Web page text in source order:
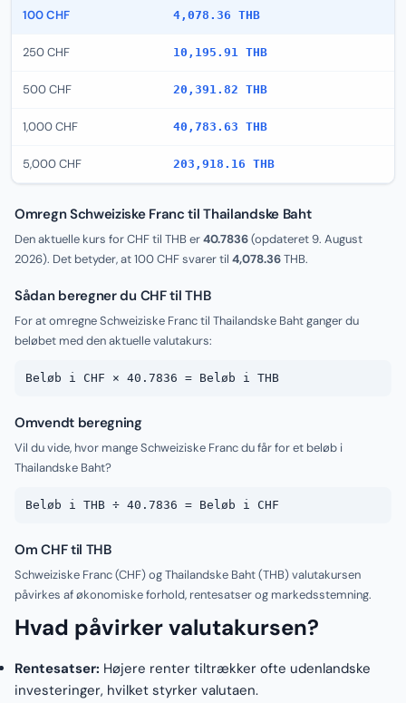
100 CHF 4,078.36 THB
250 CHF 10,195.91 THB
500 CHF 20,391.82 THB
1,000 CHF 40,783.63 THB
5,000 CHF 203,918.16 THB
Omregn Schweiziske Franc til Thailandske Baht
Den aktuelle kurs for CHF til THB er40.7836(opdateret9. August
2026). Det betyder, at 100 CHF svarer til 4,078.36THB.
Sådan beregner du CHF til THB
For at omregne Schweiziske Franc til Thailandske Baht ganger du
beløbet med den aktuelle valutakurs:
Beløb i CHF × 40.7836 = Beløb i THB
Omvendt beregning
Vil du vide, hvor mange Schweiziske Franc du får for et beløb i
Thailandske Baht?
Beløb i THB ÷ 40.7836 = Beløb i CHF
Om CHF til THB
Schweiziske Franc (CHF) og Thailandske Baht (THB) valutakursen
påvirkes af økonomiske forhold, rentesatser og markedsstemning.
Hvad påvirker valutakursen?
Rentesatser: Højere renter tiltrækker ofte udenlandske
investeringer, hvilket styrker valutaen.